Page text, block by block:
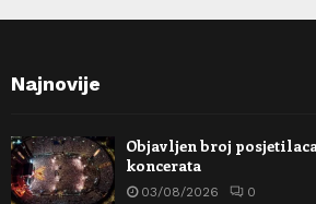
Najnovije
Objavljen broj
koncerata
03/08/2026 0